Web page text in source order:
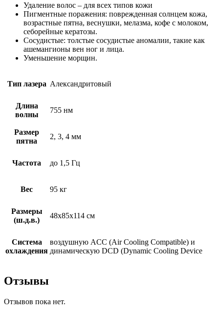
Удаление волос – для всех типов кожи
Пигментные поражения: поврежденная солнцем кожа,
возрастные пятна, веснушки, мелазма, кофе с молоком,
себорейные кератозы.
Сосудистые: толстые сосудистые аномалии, такие как
ашемангионы вен ног и лица.
Уменьшение морщин.
Тип лазера Александритовый
Длина
волны
755 нм
Размер
пятна
2, 3, 4 мм
Частота до 1,5 Гц
Вес 95 кг
Размеры
(ш.д.в.)
48х85х114 см
Система
охлаждения
воздушную ACC (Air Cooling Compatible) и
динамическую DCD (Dynamic Cooling Device
Отзывы
Отзывов пока нет.